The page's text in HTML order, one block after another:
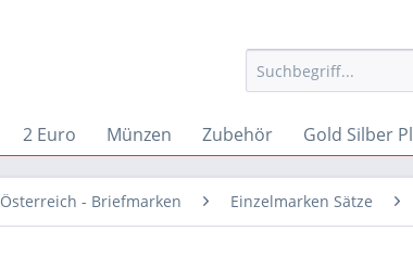
2 Euro Münzen Zubehör Gold Silber
Österreich - Briefmarken Einzelmarken Sätze